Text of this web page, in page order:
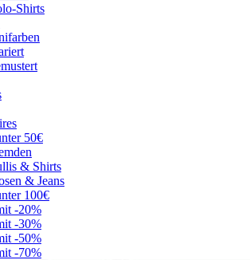
Shirts
50€
& Shirts
& Jeans
100€
-20%
-30%
-50%
-70%